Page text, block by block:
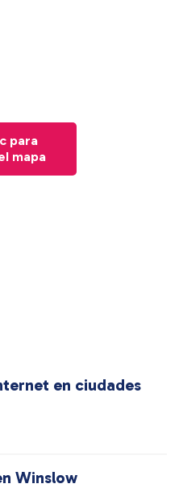
para
mapa
en ciudades
Winslow